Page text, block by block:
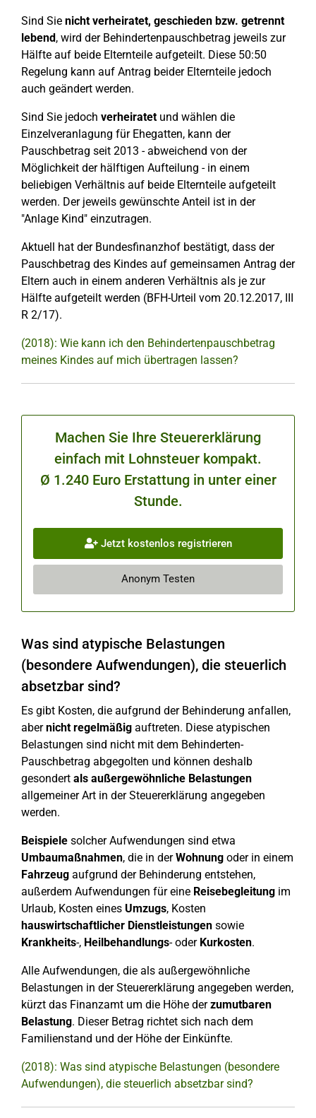
Sind Sie nicht verheiratet, geschieden bzw. getrennt
lebend, wird der Behindertenpauschbetrag jeweils zur
Hälfte auf beide Elternteile aufgeteilt. Diese 50:50
Regelung kann auf Antrag beider Elternteile jedoch
auch geändert werden.
Sind Sie jedoch verheiratetund wählen die
Einzelveranlagung für Ehegatten, kann der
Pauschbetrag seit 2013 - abweichend von der
Möglichkeit der hälftigen Aufteilung - in einem
beliebigen Verhältnis auf beide Elternteile aufgeteilt
werden. Der jeweils gewünschte Anteil ist in der
"Anlage Kind" einzutragen.
Aktuell hat der Bundesfinanzhof bestätigt, dass der
Pauschbetrag des Kindes auf gemeinsamen Antrag der
Eltern auch in einem anderen Verhältnis als je zur
Hälfte aufgeteilt werden (BFH-Urteil vom 20.12.2017, III
R 2/17).
(2018): Wie kann ich den Behindertenpauschbetrag
meines Kindes auf mich übertragen lassen?
Machen Sie Ihre Steuererklärung
einfach mit Lohnsteuer kompakt.
Ø 1.240 Euro Erstattung in unter einer
Stunde.
Jetzt kostenlos registrieren
Anonym Testen
Was sind atypische Belastungen
(besondere Aufwendungen), die steuerlich
absetzbar sind?
Es gibt Kosten, die aufgrund der Behinderung anfallen,
abernicht regelmäßig auftreten. Diese atypischen
Belastungen sind nicht mit dem Behinderten-
Pauschbetrag abgegolten und können deshalb
gesondert als außergewöhnliche Belastungen
allgemeiner Art in der Steuererklärung angegeben
werden.
Beispiele solcher Aufwendungen sind etwa
Umbaumaßnahmen, die in derWohnung oder in einem
Fahrzeug aufgrund der Behinderung entstehen,
außerdem Aufwendungen für eine Reisebegleitung im
Urlaub, Kosten eines Umzugs, Kosten
hauswirtschaftlicher Dienstleistungen sowie
Krankheits-, Heilbehandlungs- oder Kurkosten.
Alle Aufwendungen, die als außergewöhnliche
Belastungen in der Steuererklärung angegeben werden,
kürzt das Finanzamt um die Höhe derzumutbaren
Belastung. Dieser Betrag richtet sich nach dem
Familienstand und der Höhe der Einkünfte.
(2018): Was sind atypische Belastungen (besondere
Aufwendungen), die steuerlich absetzbar sind?